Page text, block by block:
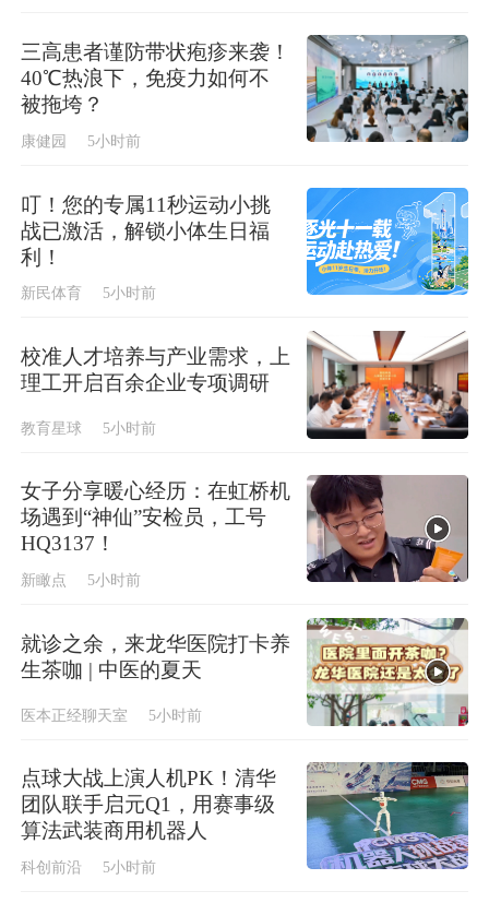
三高患者谨防带状疱疹来袭！
40℃热浪下，免疫力如何不
被拖垮？
康健园 5小时前
叮！您的专属11秒运动小挑
战已激活，解锁小体生日福
利！
新民体育 5小时前
校准人才培养与产业需求，上
理工开启百余企业专项调研
教育星球 5小时前
女子分享暖心经历：在虹桥机
场遇到“神仙”安检员，工号
HQ3137！
新瞰点 5小时前
就诊之余，来龙华医院打卡养
生茶咖 | 中医的夏天
医本正经聊天室 5小时前
点球大战上演人机PK！清华
团队联手启元Q1，用赛事级
算法武装商用机器人
科创前沿 5小时前